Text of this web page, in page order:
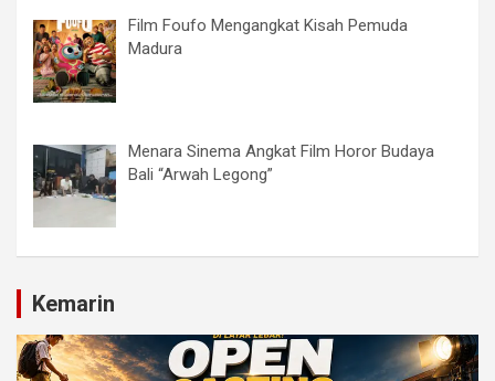
Film Foufo Mengangkat Kisah Pemuda
Madura
Menara Sinema Angkat Film Horor Budaya
Bali “Arwah Legong”
Kemarin